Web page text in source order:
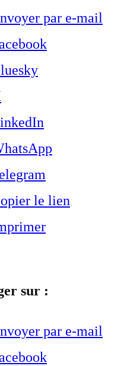
par e-mail
le lien
sur :
par e-mail